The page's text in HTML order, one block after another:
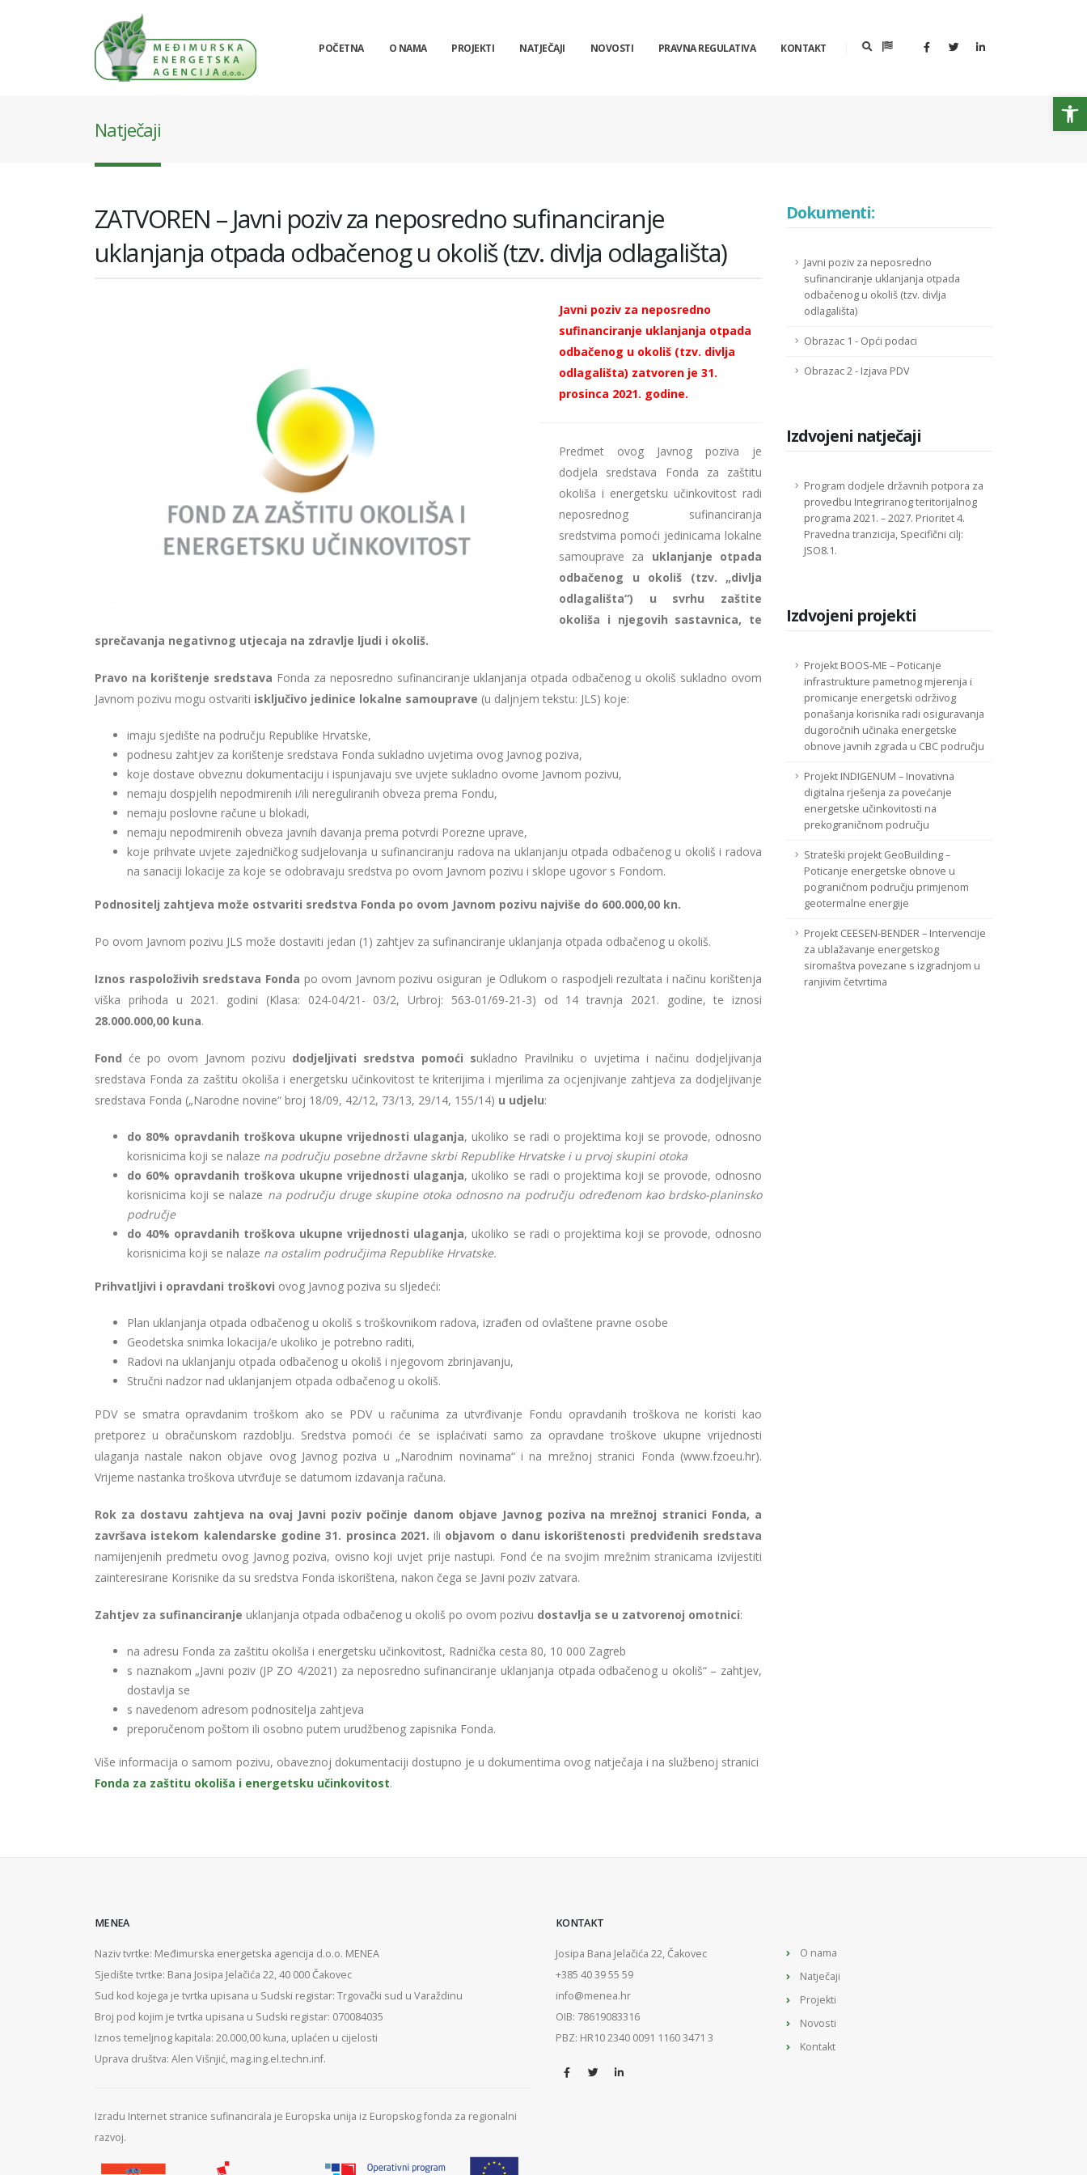
POČETNA O NAMA PROJEKTI NATJEČAJI NOVOSTI PRAVNA REGULATIVA KONTAKT
Natječaji
ZATVOREN – Javni poziv za neposredno sufinanciranje
uklanjanja otpada odbačenog u okoliš (tzv. divlja odlagališta)
Javni poziv za neposredno
sufinanciranje uklanjanja otpada
odbačenog u okoliš (tzv. divlja
odlagališta) zatvoren je 31.
prosinca 2021. godine.
Predmet ovog Javnog poziva je
dodjela sredstava Fonda za zaštitu
okoliša i energetsku učinkovitost radi
neposrednog sufinanciranja
sredstvima pomoći jedinicama lokalne
samouprave za uklanjanje otpada
odbačenog u okoliš (tzv. „divlja
odlagališta“) u svrhu zaštite
okoliša i njegovih sastavnica, te
sprečavanja negativnog utjecaja na zdravlje ljudi i okoliš.
Pravo na korištenje sredstava Fonda za neposredno sufinanciranje uklanjanja otpada odbačenog u okoliš sukladno ovom
Javnom pozivu mogu ostvariti isključivo jedinice lokalne samouprave (u daljnjem tekstu: JLS) koje:
imaju sjedište na području Republike Hrvatske,
podnesu zahtjev za korištenje sredstava Fonda sukladno uvjetima ovog Javnog poziva,
koje dostave obveznu dokumentaciju i ispunjavaju sve uvjete sukladno ovome Javnom pozivu,
nemaju dospjelih nepodmirenih i/ili nereguliranih obveza prema Fondu,
nemaju poslovne račune u blokadi,
nemaju nepodmirenih obveza javnih davanja prema potvrdi Porezne uprave,
koje prihvate uvjete zajedničkog sudjelovanja u sufinanciranju radova na uklanjanju otpada odbačenog u okoliš i radova
na sanaciji lokacije za koje se odobravaju sredstva po ovom Javnom pozivu i sklope ugovor s Fondom.
Podnositelj zahtjeva može ostvariti sredstva Fonda po ovom Javnom pozivu najviše do 600.000,00 kn.
Po ovom Javnom pozivu JLS može dostaviti jedan (1) zahtjev za sufinanciranje uklanjanja otpada odbačenog u okoliš.
Iznos raspoloživih sredstava Fonda po ovom Javnom pozivu osiguran je Odlukom o raspodjeli rezultata i načinu korištenja
viška prihoda u 2021. godini (Klasa: 024-04/21- 03/2, Urbroj: 563-01/69-21-3) od 14 travnja 2021. godine, te iznosi
28.000.000,00 kuna.
Fond će po ovom Javnom pozivu dodjeljivati sredstva pomoći sukladno Pravilniku o uvjetima i načinu dodjeljivanja
sredstava Fonda za zaštitu okoliša i energetsku učinkovitost te kriterijima i mjerilima za ocjenjivanje zahtjeva za dodjeljivanje
sredstava Fonda („Narodne novine“ broj 18/09, 42/12, 73/13, 29/14, 155/14) u udjelu:
do 80% opravdanih troškova ukupne vrijednosti ulaganja, ukoliko se radi o projektima koji se provode, odnosno
korisnicima koji se nalaze na području posebne državne skrbi Republike Hrvatske i u prvoj skupini otoka
do 60% opravdanih troškova ukupne vrijednosti ulaganja, ukoliko se radi o projektima koji se provode, odnosno
korisnicima koji se nalaze na području druge skupine otoka odnosno na području određenom kao brdsko-planinsko
područje
do 40% opravdanih troškova ukupne vrijednosti ulaganja, ukoliko se radi o projektima koji se provode, odnosno
korisnicima koji se nalaze na ostalim područjima Republike Hrvatske.
Prihvatljivi i opravdani troškovi ovog Javnog poziva su sljedeći:
Plan uklanjanja otpada odbačenog u okoliš s troškovnikom radova, izrađen od ovlaštene pravne osobe
Geodetska snimka lokacija/e ukoliko je potrebno raditi,
Radovi na uklanjanju otpada odbačenog u okoliš i njegovom zbrinjavanju,
Stručni nadzor nad uklanjanjem otpada odbačenog u okoliš.
PDV se smatra opravdanim troškom ako se PDV u računima za utvrđivanje Fondu opravdanih troškova ne koristi kao
pretporez u obračunskom razdoblju. Sredstva pomoći će se isplaćivati samo za opravdane troškove ukupne vrijednosti
ulaganja nastale nakon objave ovog Javnog poziva u „Narodnim novinama“ i na mrežnoj stranici Fonda (www.fzoeu.hr).
Vrijeme nastanka troškova utvrđuje se datumom izdavanja računa.
Rok za dostavu zahtjeva na ovaj Javni poziv počinje danom objave Javnog poziva na mrežnoj stranici Fonda, a
završava istekom kalendarske godine 31. prosinca 2021. ili objavom o danu iskorištenosti predviđenih sredstava
namijenjenih predmetu ovog Javnog poziva, ovisno koji uvjet prije nastupi. Fond će na svojim mrežnim stranicama izvijestiti
zainteresirane Korisnike da su sredstva Fonda iskorištena, nakon čega se Javni poziv zatvara.
Zahtjev za sufinanciranje uklanjanja otpada odbačenog u okoliš po ovom pozivu dostavlja se u zatvorenoj omotnici:
na adresu Fonda za zaštitu okoliša i energetsku učinkovitost, Radnička cesta 80, 10 000 Zagreb
s naznakom „Javni poziv (JP ZO 4/2021) za neposredno sufinanciranje uklanjanja otpada odbačenog u okoliš“ – zahtjev,
dostavlja se
s navedenom adresom podnositelja zahtjeva
preporučenom poštom ili osobno putem urudžbenog zapisnika Fonda.
Više informacija o samom pozivu, obaveznoj dokumentaciji dostupno je u dokumentima ovog natječaja i na službenoj stranici
Fonda za zaštitu okoliša i energetsku učinkovitost.
Dokumenti:
Javni poziv za neposredno
sufinanciranje uklanjanja otpada
odbačenog u okoliš (tzv. divlja
odlagališta)
Obrazac 1 - Opći podaci
Obrazac 2 - Izjava PDV
Izdvojeni natječaji
Program dodjele državnih potpora za
provedbu Integriranog teritorijalnog
programa 2021. – 2027. Prioritet 4.
Pravedna tranzicija, Specifični cilj:
JSO8.1.
Izdvojeni projekti
Projekt BOOS-ME – Poticanje
infrastrukture pametnog mjerenja i
promicanje energetski održivog
ponašanja korisnika radi osiguravanja
dugoročnih učinaka energetske
obnove javnih zgrada u CBC području
Projekt INDIGENUM – Inovativna
digitalna rješenja za povećanje
energetske učinkovitosti na
prekograničnom području
Strateški projekt GeoBuilding –
Poticanje energetske obnove u
pograničnom području primjenom
geotermalne energije
Projekt CEESEN-BENDER – Intervencije
za ublažavanje energetskog
siromaštva povezane s izgradnjom u
ranjivim četvrtima
MENEA
Naziv tvrtke: Međimurska energetska agencija d.o.o. MENEA
Sjedište tvrtke: Bana Josipa Jelačića 22, 40 000 Čakovec
Sud kod kojega je tvrtka upisana u Sudski registar: Trgovački sud u Varaždinu
Broj pod kojim je tvrtka upisana u Sudski registar: 070084035
Iznos temeljnog kapitala: 20.000,00 kuna, uplaćen u cijelosti
Uprava društva: Alen Višnjić, mag.ing.el.techn.inf.
Izradu Internet stranice sufinancirala je Europska unija iz Europskog fonda za regionalni
razvoj.
KONTAKT
Josipa Bana Jelačića 22, Čakovec
+385 40 39 55 59
info@menea.hr
OIB: 78619083316
PBZ: HR10 2340 0091 1160 3471 3
O nama
Natječaji
Projekti
Novosti
Kontakt